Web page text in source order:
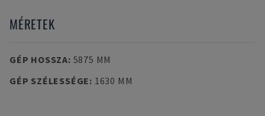
MÉRETEK
GÉP HOSSZA: 5875 MM
GÉP SZÉLESSÉGE: 1630 MM